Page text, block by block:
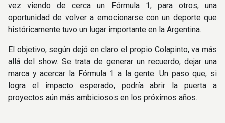
vez viendo de cerca un Fórmula 1; para otros, una
oportunidad de volver a emocionarse con un deporte que
históricamente tuvo un lugar importante en la Argentina.
El objetivo, según dejó en claro el propio Colapinto, va más
allá del show. Se trata de generar un recuerdo, dejar una
marca y acercar la Fórmula 1 a la gente. Un paso que, si
logra el impacto esperado, podría abrir la puerta a
proyectos aún más ambiciosos en los próximos años.